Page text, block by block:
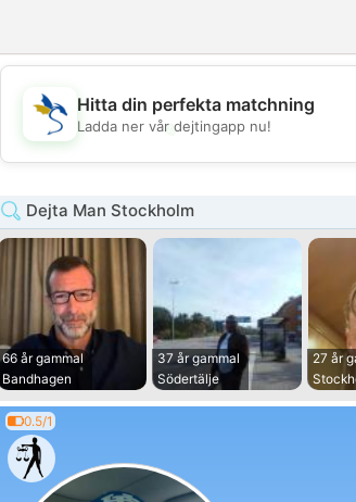
💖
Hitta din perfekta matchning
Ladda ner vår dejtingapp nu!
Dejta Man Stockholm
66 år gammal
Bandhagen
37 år gammal
Södertälje
27 år
0.5/1